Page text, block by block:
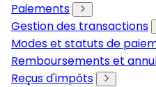
Paiements
Gestion des transactions
Modes et statuts de
Remboursements et
Reçus d'impôts